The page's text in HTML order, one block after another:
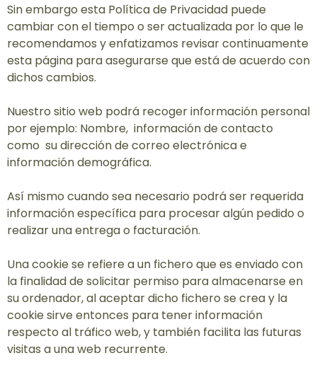
Sin embargo esta Política de Privacidad puede
cambiar con el tiempo o ser actualizada por lo que le
recomendamos y enfatizamos revisar continuamente
esta página para asegurarse que está de acuerdo con
dichos cambios.
Nuestro sitio web podrá recoger información personal
por ejemplo: Nombre, información de contacto
como su dirección de correo electrónica e
información demográfica.
Así mismo cuando sea necesario podrá ser requerida
información específica para procesar algún pedido o
realizar una entrega o facturación.
Una cookie se refiere a un fichero que es enviado con
la finalidad de solicitar permiso para almacenarse en
su ordenador, al aceptar dicho fichero se crea y la
cookie sirve entonces para tener información
respecto al tráfico web, y también facilita las futuras
visitas a una web recurrente.